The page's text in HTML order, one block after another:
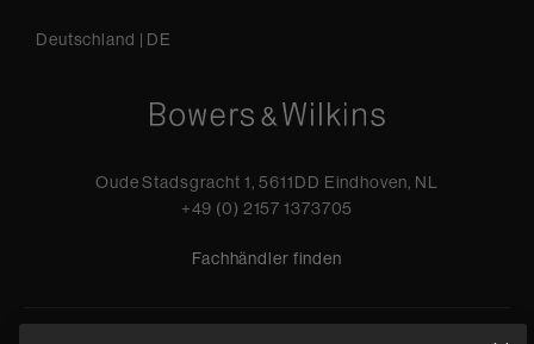
Deutschland | DE
Oude Stadsgracht 1, 5611DD Eindhoven, NL
+49 (0) 2157 1373705
Fachhändler finden